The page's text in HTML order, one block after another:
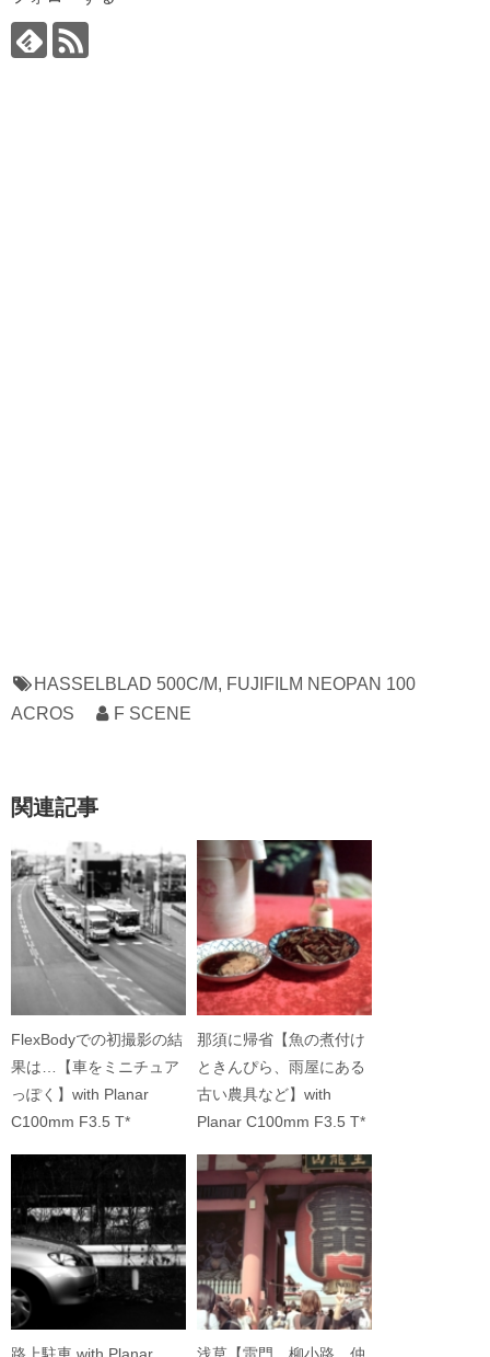
HASSELBLAD 500C/M, FUJIFILM NEOPAN 100
ACROS
F SCENE
関連記事
FlexBodyでの初撮影の結
果は…【車をミニチュア
っぽく】with Planar
C100mm F3.5 T*
那須に帰省【魚の煮付け
ときんぴら、雨屋にある
古い農具など】with
Planar C100mm F3.5 T*
路上駐車 with Planar
浅草【雷門、柳小路、仲